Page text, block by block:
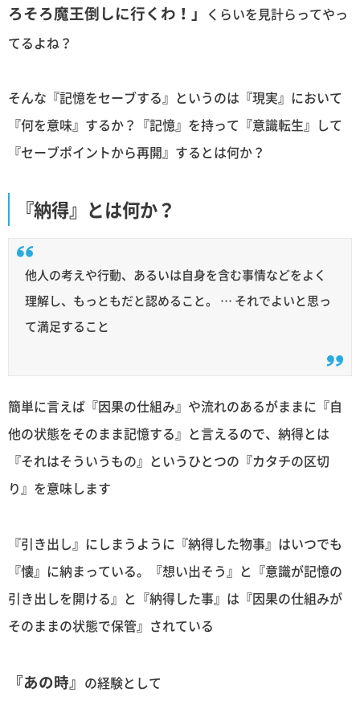
ろそろ魔王倒しに行くわ！」
くらいを見計らってやっ
てるよね？
そんな『記憶をセーブする』というのは『現実』において
『何を意味』するか？『記憶』を持って『意識転生』して
『セーブポイントから再開』するとは何か？
『納得』とは何か？
他人の考えや行動、あるいは自身を含む事情などをよく
理解し、もっともだと認めること。 … それでよいと思っ
て満足すること
簡単に言えば『因果の仕組み』や流れのあるがままに『自
他の状態をそのまま記憶する』と言えるので、納得とは
『それはそういうもの』というひとつの『カタチの区切
り』を意味します
『引き出し』にしまうように『納得した物事』はいつでも
『懐』に納まっている。『想い出そう』と『意識が記憶の
引き出しを開ける』と『納得した事』は『因果の仕組みが
そのままの状態で保管』されている
『あの時』 の経験として